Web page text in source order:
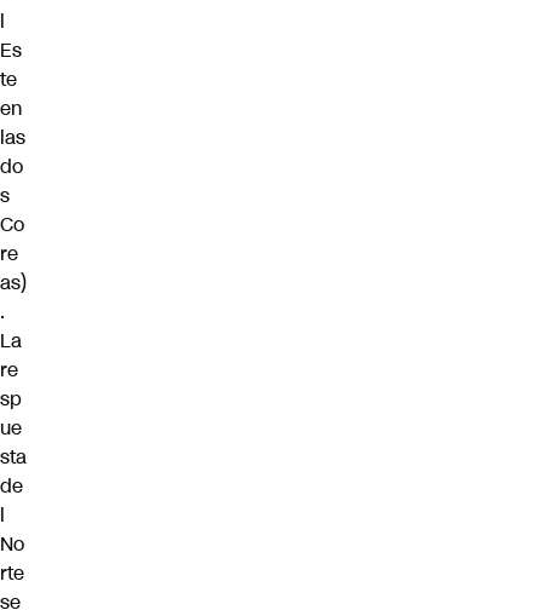
l
Es
te
en
las
do
s
Co
re
as)
.
La
re
sp
ue
sta
de
l
No
rte
se